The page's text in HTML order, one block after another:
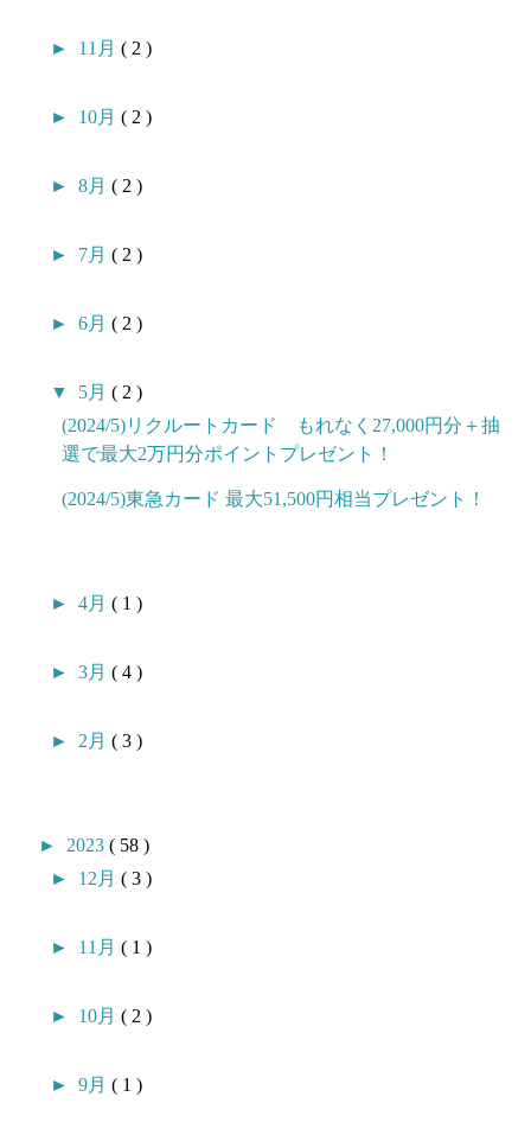
► 11月( 2 )
► 10月( 2 )
►8月( 2 )
► 7月( 2 )
►6月( 2 )
▼ 5月( 2 )
(2024/5)リクルートカード もれなく27,000円分＋抽
選で最大2万円分ポイントプレゼント！
(2024/5)東急カード 最大51,500円相当プレゼント！
►4月( 1 )
►3月( 4 )
► 2月( 3 )
► 2023( 58 )
► 12月( 3 )
► 11月( 1 )
► 10月( 2 )
►9月( 1 )